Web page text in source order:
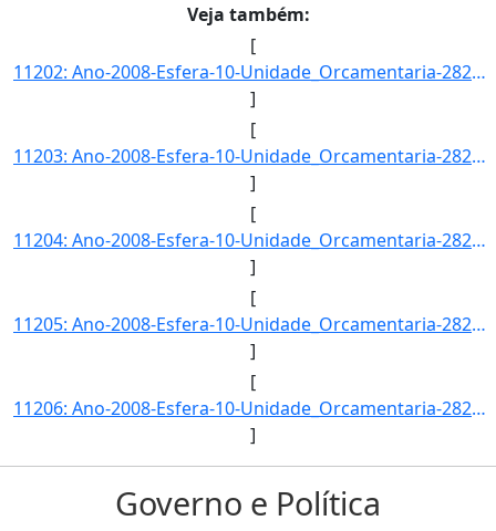
Veja também:
[
11202: Ano-2008-Esfera-10-Unidade_Orcamentaria-28202-Funcao-22-SubFuncao-128-Programa-0390-Acao-4572-Locali]
]
[
11203: Ano-2008-Esfera-10-Unidade_Orcamentaria-28202-Funcao-22-SubFuncao-128-Programa-0390-Acao-4572-Locali]
]
[
11204: Ano-2008-Esfera-10-Unidade_Orcamentaria-28202-Funcao-22-SubFuncao-131-Programa-0390-Acao-4641-Locali]
]
[
11205: Ano-2008-Esfera-10-Unidade_Orcamentaria-28202-Funcao-22-SubFuncao-212-Programa-0681-Acao-0007-Locali]
]
[
11206: Ano-2008-Esfera-10-Unidade_Orcamentaria-28202-Funcao-22-SubFuncao-212-Programa-0681-Acao-0481-Locali]
]
Governo e Política